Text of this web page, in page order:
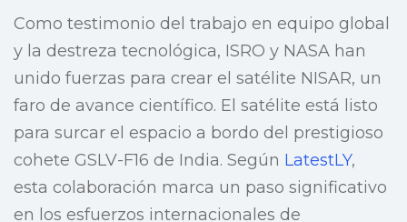
Como testimonio del trabajo en equipo global
y la destreza tecnológica, ISRO y NASA han
unido fuerzas para crear el satélite NISAR, un
faro de avance científico. El satélite está listo
para surcar el espacio a bordo del prestigioso
cohete GSLV-F16 de India. Según LatestLY,
esta colaboración marca un paso significativo
en los esfuerzos internacionales de